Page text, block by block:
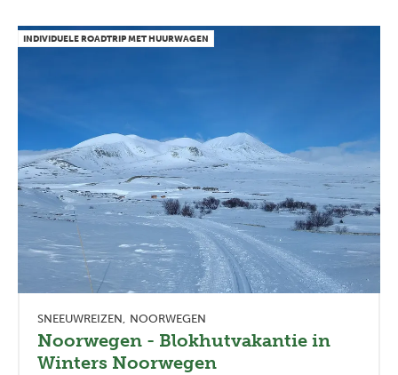
INDIVIDUELE ROADTRIP MET HUURWAGEN
SNEEUWREIZEN NOORWEGEN
Noorwegen - Blokhutvakantie in
Winters Noorwegen